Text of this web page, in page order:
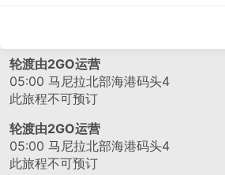
轮渡由2GO运营
05:00 马尼拉北部海港码头4
此旅程不可预订
轮渡由2GO运营
05:00 马尼拉北部海港码头4
此旅程不可预订